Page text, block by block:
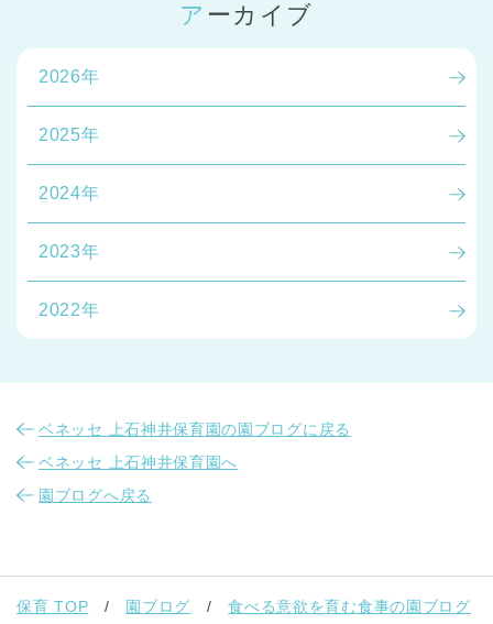
アーカイブ
2026年
2025年
2024年
2023年
2022年
ベネッセ 上石神井保育園の園ブログに戻る
ベネッセ 上石神井保育園へ
園ブログへ戻る
保育 TOP 園ブログ
食べる意欲を育む食事の園ブログ